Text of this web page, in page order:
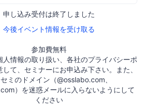
申し込み受付は終了しました
今後イベント情報を受け取る
参加費無料
人情報の取り扱い、各社のプライバシーポ
して、セミナーにお申込み下さい。また、
ミのドメイン（@osslabo.com、
）を迷惑メールに入らないようにして
ください